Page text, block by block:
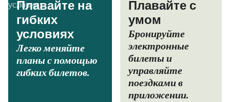
Плавайте на
гибких
условиях
Легко меняйте
планы с помощью
гибких билетов.
Плавайте с
умом
Бронируйте
электронные
билеты и
управляйте
поездками в
приложении.